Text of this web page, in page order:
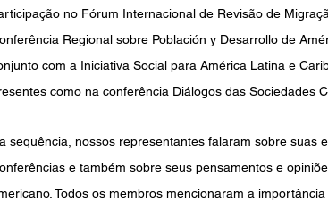
no Fórum Internacional de Revisão de
Regional sobre Población y Desarrollo de
com a Iniciativa Social para América Latina e
como na conferência Diálogos das Sociedades
sequência, nossos representantes falaram sobre suas
e também sobre seus pensamentos e
Todos os membros mencionaram a